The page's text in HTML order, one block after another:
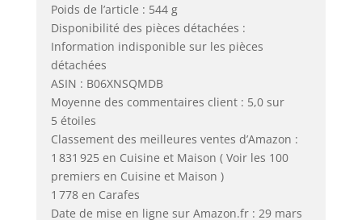
Poids de l’article : 544 g
Disponibilité des pièces détachées :
Information indisponible sur les pièces
détachées
ASIN : B06XNSQMDB
Moyenne des commentaires client : 5,0 sur
5 étoiles
Classement des meilleures ventes d’Amazon :
1 831 925 en Cuisine et Maison ( Voir les 100
premiers en Cuisine et Maison )
1 778 en Carafes
Date de mise en ligne sur Amazon.fr : 29 mars